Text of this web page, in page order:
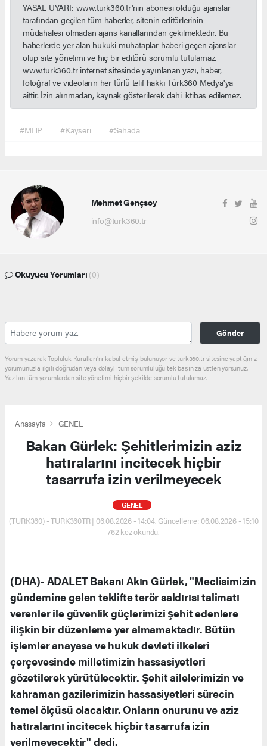
YASAL UYARI: www.turk360.tr'nin abonesi olduğu ajanslar
tarafından geçilen tüm haberler, sitenin editörlerinin
müdahalesi olmadan ajans kanallarından çekilmektedir. Bu
haberlerde yer alan hukuki muhataplar haberi geçen ajanslar
olup site yönetimi ve hiç bir editörü sorumlu tutulamaz.
www.turk360.tr internet sitesinde yayınlanan yazı, haber,
fotoğraf ve videoların her türlü telif hakkı Türk360 Medya'ya
aittir. İzin alınmadan, kaynak gösterilerek dahi iktibas edilemez.
#MHP #Kayseri #Sahada
Mehmet Gençsoy
info@turk360.tr
Okuyucu Yorumları (0)
Gönder
Yorum yazarak Topluluk Kuralları’nı kabul etmiş bulunuyor ve turk360.tr sitesine yaptığınız
yorumunuzla ilgili doğrudan veya dolaylı tüm sorumluluğu tek başınıza üstleniyorsunuz.
Yazılan tüm yorumlardan site yönetimi hiçbir şekilde sorumlu tutulamaz.
Anasayfa GENEL
Bakan Gürlek: Şehitlerimizin aziz
hatıralarını incitecek hiçbir
tasarrufa izin verilmeyecek
GENEL
(TURK360) - TURK360TR | 06.08.2026 - 14:04, Güncelleme: 06.08.2026 - 15:10
762 kez okundu.
(DHA)- ADALET Bakanı Akın Gürlek, "Meclisimizin
gündemine gelen teklifte terör saldırısı talimatı
verenler ile güvenlik güçlerimizi şehit edenlere
ilişkin bir düzenleme yer almamaktadır. Bütün
işlemler anayasa ve hukuk devleti ilkeleri
çerçevesinde milletimizin hassasiyetleri
gözetilerek yürütülecektir. Şehit ailelerimizin ve
kahraman gazilerimizin hassasiyetleri sürecin
temel ölçüsü olacaktır. Onların onurunu ve aziz
hatıralarını incitecek hiçbir tasarrufa izin
verilmeyecektir" dedi.